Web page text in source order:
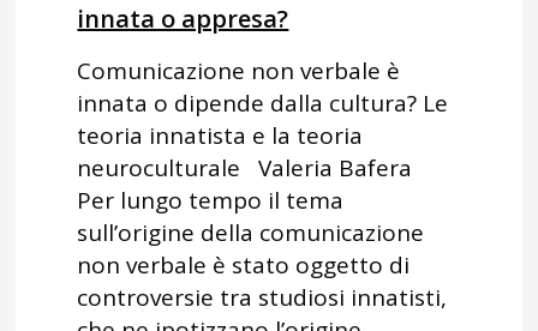
innata o appresa?
Comunicazione non verbale è
innata o dipende dalla cultura? Le
teoria innatista e la teoria
neuroculturale Valeria Bafera
Per lungo tempo il tema
sull’origine della comunicazione
non verbale è stato oggetto di
controversie tra studiosi innatisti,